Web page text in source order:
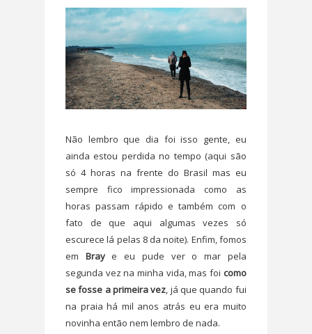
Não lembro que dia foi isso gente, eu
ainda estou perdida no tempo (aqui são
só 4 horas na frente do Brasil mas eu
sempre fico impressionada como as
horas passam rápido e também com o
fato de que aqui algumas vezes só
escurece lá pelas 8 da noite). Enfim, fomos
em Braye eu pude ver o mar pela
segunda vez na minha vida, mas foi como
se fosse a primeira vez, já que quando fui
na praia há mil anos atrás eu era muito
novinha então nem lembro de nada.